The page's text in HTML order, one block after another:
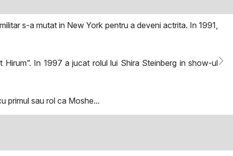
s-a mutat in New York pentru a deveni actrita. In 1991,
In 1997 a jucat rolul lui Shira Steinberg in show-ul
primul sau rol ca Moshe...